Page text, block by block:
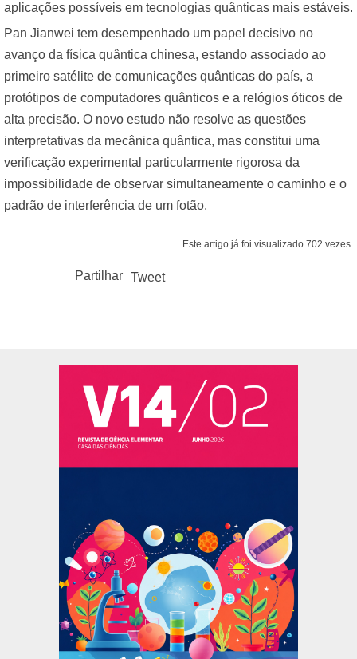
aplicações possíveis em tecnologias quânticas mais estáveis.
Pan Jianwei tem desempenhado um papel decisivo no
avanço da física quântica chinesa, estando associado ao
primeiro satélite de comunicações quânticas do país, a
protótipos de computadores quânticos e a relógios óticos de
alta precisão. O novo estudo não resolve as questões
interpretativas da mecânica quântica, mas constitui uma
verificação experimental particularmente rigorosa da
impossibilidade de observar simultaneamente o caminho e o
padrão de interferência de um fotão.
Este artigo já foi visualizado 702 vezes.
Partilhar Tweet